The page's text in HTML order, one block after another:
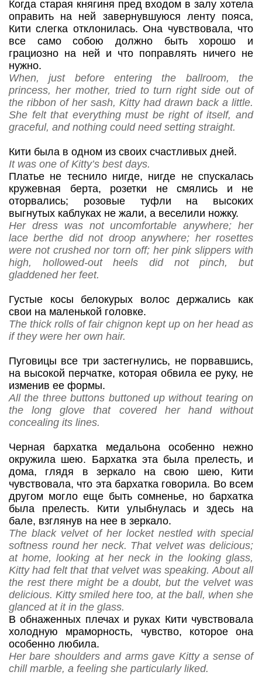
Когда старая княгиня пред входом в залу хотела
оправить на ней завернувшуюся ленту пояса,
Кити слегка отклонилась. Она чувствовала, что
все само собою должно быть хорошо и
грациозно на ней и что поправлять ничего не
нужно.
When, just before entering the ballroom, the
princess, her mother, tried to turn right side out of
the ribbon of her sash, Kitty had drawn back a little.
She felt that everything must be right of itself, and
graceful, and nothing could need setting straight.
Кити была в одном из своих счастливых дней.
It was one of Kitty’s best days.
Платье не теснило нигде, нигде не спускалась
кружевная берта, розетки не смялись и не
оторвались; розовые туфли на высоких
выгнутых каблуках не жали, а веселили ножку.
Her dress was not uncomfortable anywhere; her
lace berthe did not droop anywhere; her rosettes
were not crushed nor torn off; her pink slippers with
high, hollowed-out heels did not pinch, but
gladdened her feet.
Густые косы белокурых волос держались как
свои на маленькой головке.
The thick rolls of fair chignon kept up on her head as
if they were her own hair.
Пуговицы все три застегнулись, не порвавшись,
на высокой перчатке, которая обвила ее руку, не
изменив ее формы.
All the three buttons buttoned up without tearing on
the long glove that covered her hand without
concealing its lines.
Черная бархатка медальона особенно нежно
окружила шею. Бархатка эта была прелесть, и
дома, глядя в зеркало на свою шею, Кити
чувствовала, что эта бархатка говорила. Во всем
другом могло еще быть сомненье, но бархатка
была прелесть. Кити улыбнулась и здесь на
бале, взглянув на нее в зеркало.
The black velvet of her locket nestled with special
softness round her neck. That velvet was delicious;
at home, looking at her neck in the looking glass,
Kitty had felt that that velvet was speaking. About all
the rest there might be a doubt, but the velvet was
delicious. Kitty smiled here too, at the ball, when she
glanced at it in the glass.
В обнаженных плечах и руках Кити чувствовала
холодную мраморность, чувство, которое она
особенно любила.
Her bare shoulders and arms gave Kitty a sense of
chill marble, a feeling she particularly liked.